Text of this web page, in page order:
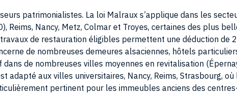
Reims, Nancy, Metz, Colmar et Troyes, certaines des plus
de restauration éligibles permettent une déduction de
de nombreuses demeures alsaciennes, hôtels
de nombreuses villes moyennes en revitalisation
adapté aux villes universitaires, Nancy, Reims, Strasbourg, où
pertinent pour les immeubles anciens des
est une option intéressante pour acquérir des biens dans des